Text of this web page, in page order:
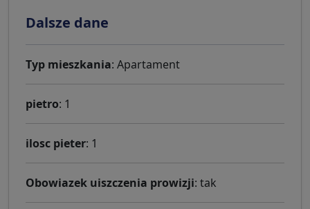
Dalsze dane
Typ mieszkania: Apartament
pietro: 1
ilosc pieter: 1
Obowiazek uiszczenia prowizji: tak